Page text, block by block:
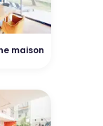
maison